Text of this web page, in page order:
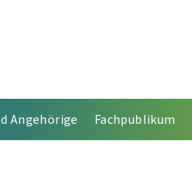
Angehörige Fachpublikum